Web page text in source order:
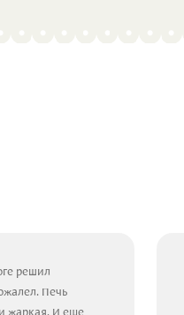
решил
Печь
жаркая. И еще